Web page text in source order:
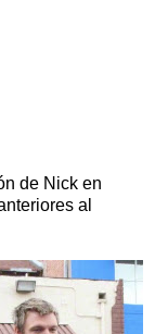
de Nick en
al